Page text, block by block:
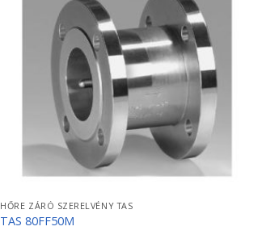
HŐRE ZÁRÓ SZERELVÉNY TAS
TAS 80FF50M